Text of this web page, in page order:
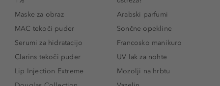
Maske za obraz
MAC tekoči puder
Serumi za hidratacijo
Clarins tekoči puder
Lip Injection Extreme
Arabski parfumi
Sončne opekline
Francosko manikuro
UV lak za nohte
Mozolji na hrbtu